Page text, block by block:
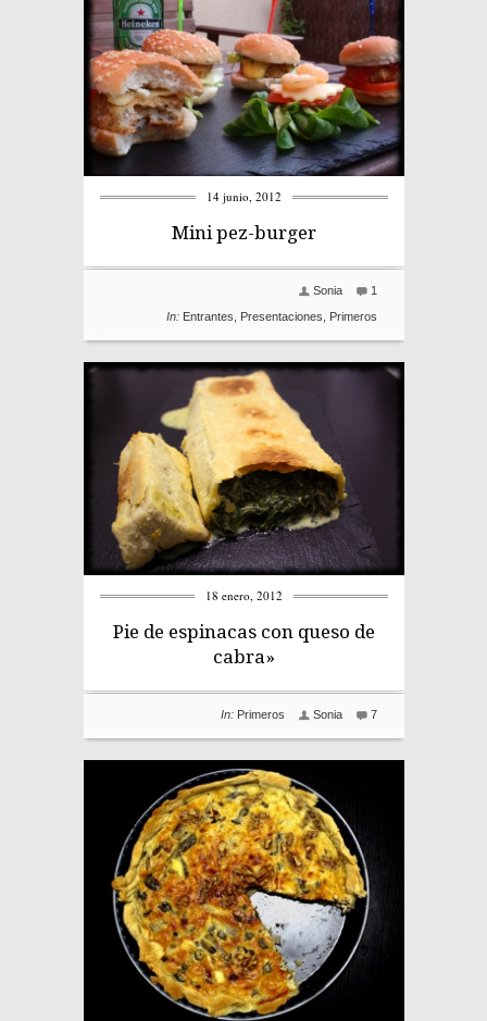
14 junio, 2012
Mini pez-burger
1
Sonia
In: Entrantes Presentaciones Primeros
18 enero, 2012
Pie de espinacas con queso de
cabra»
7
Sonia
In: Primeros